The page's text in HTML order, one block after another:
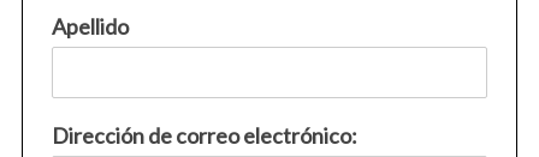
Apellido
Dirección de correo electrónico: